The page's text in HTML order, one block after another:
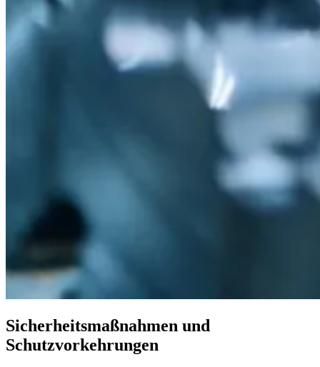
Sicherheitsmaßnahmen und
Schutzvorkehrungen